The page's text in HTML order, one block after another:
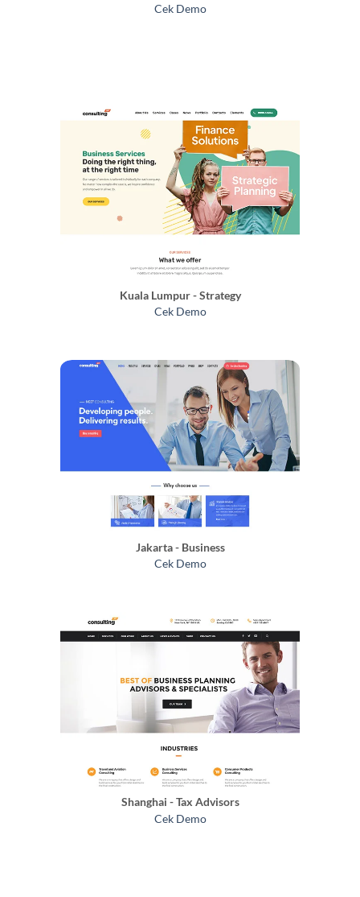
Cek Demo
Kuala Lumpur - Strategy
Cek Demo
Jakarta - Business
Cek Demo
Shanghai - Tax Advisors
Cek Demo